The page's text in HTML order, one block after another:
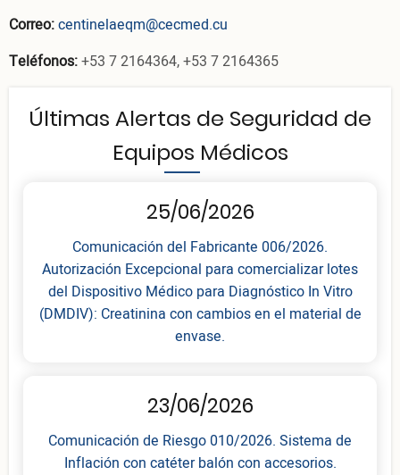
Correo:centinelaeqm@cecmed.cu
Teléfonos:+53 7 2164364, +53 7 2164365
Últimas Alertas de Seguridad de
Equipos Médicos
25/06/2026
Comunicación del Fabricante 006/2026.
Autorización Excepcional para comercializar lotes
del Dispositivo Médico para Diagnóstico In Vitro
(DMDIV): Creatinina con cambios en el material de
envase.
23/06/2026
Comunicación de Riesgo 010/2026. Sistema de
Inflación con catéter balón con accesorios.